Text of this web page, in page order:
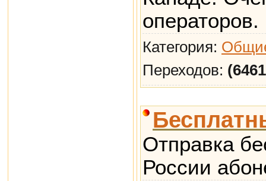
операторов.
Категория:
Переходов:
Отправка
России